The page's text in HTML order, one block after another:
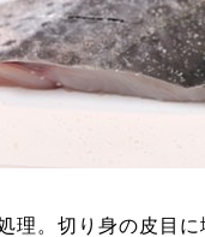
理。切り身の皮目